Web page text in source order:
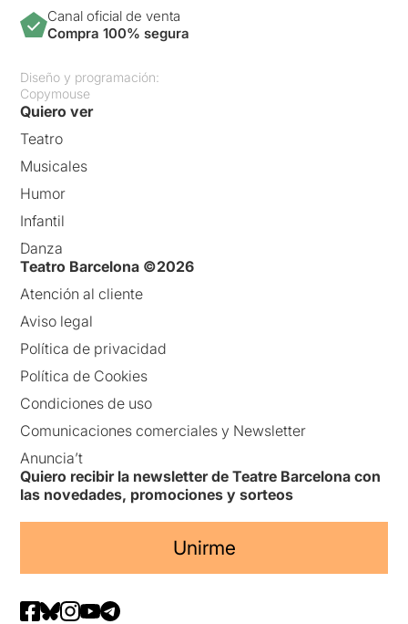
Canal oficial de venta
Compra 100% segura
Diseño y programación:
Copymouse
Quiero ver
Teatro
Musicales
Humor
Infantil
Danza
Teatro Barcelona ©2026
Atención al cliente
Aviso legal
Política de privacidad
Política de Cookies
Condiciones de uso
Comunicaciones comerciales y Newsletter
Anuncia’t
Quiero recibir la newsletter de Teatre Barcelona con
las novedades, promociones y sorteos
Unirme